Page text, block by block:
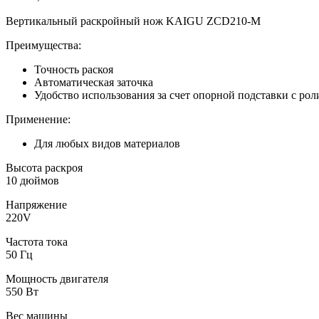
Вертикальный раскройный нож KAIGU ZCD210-M
Преимущества:
Точность раскоя
Автоматическая заточка
Удобство использования за счет опорной подставки с
Применение:
Для любых видов материалов
Высота раскроя
10 дюймов
Напряжение
220V
Частота тока
50 Гц
Мощность двигателя
550 Вт
Вес машины